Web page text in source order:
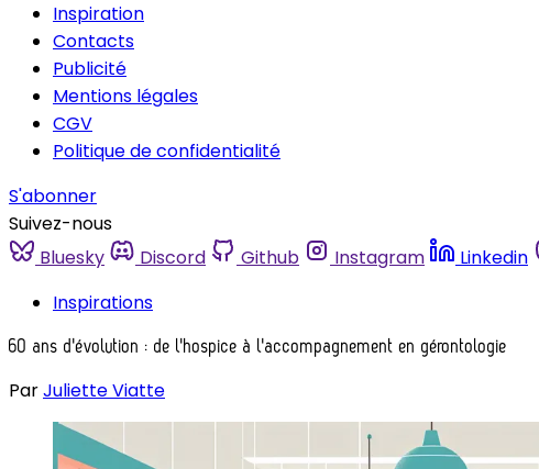
Inspiration
Contacts
Publicité
Mentions légales
CGV
Politique de confidentialité
S'abonner
Suivez-nous
Bluesky
Discord Github Instagram Linkedin
Inspirations
60 ans d'évolution : de l'hospice à l'accompagnement en gérontologie
ParJuliette Viatte